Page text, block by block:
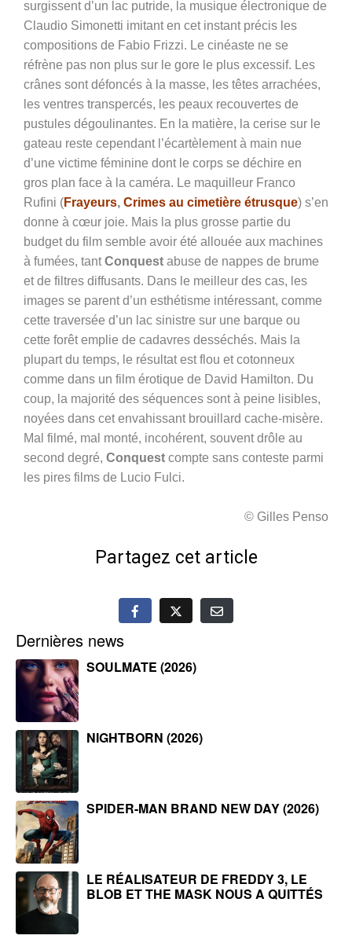
surgissent d’un lac putride, la musique électronique de
Claudio Simonetti imitant en cet instant précis les
compositions de Fabio Frizzi. Le cinéaste ne se
réfrène pas non plus sur le gore le plus excessif. Les
crânes sont défoncés à la masse, les têtes arrachées,
les ventres transpercés, les peaux recouvertes de
pustules dégoulinantes. En la matière, la cerise sur le
gateau reste cependant l’écartèlement à main nue
d’une victime féminine dont le corps se déchire en
gros plan face à la caméra. Le maquilleur Franco
Rufini (Frayeurs, Crimes au cimetière étrusque) s’en
donne à cœur joie. Mais la plus grosse partie du
budget du film semble avoir été allouée aux machines
à fumées, tantConquest abuse de nappes de brume
et de filtres diffusants. Dans le meilleur des cas, les
images se parent d’un esthétisme intéressant, comme
cette traversée d’un lac sinistre sur une barque ou
cette forêt emplie de cadavres desséchés. Mais la
plupart du temps, le résultat est flou et cotonneux
comme dans un film érotique de David Hamilton. Du
coup, la majorité des séquences sont à peine lisibles,
noyées dans cet envahissant brouillard cache-misère.
Mal filmé, mal monté, incohérent, souvent drôle au
second degré, Conquest compte sans conteste parmi
les pires films de Lucio Fulci.
© Gilles Penso
Partagez cet article
Dernières news
SOULMATE (2026)
NIGHTBORN (2026)
SPIDER-MAN BRAND NEW DAY (2026)
LE RÉALISATEUR DE FREDDY 3, LE
BLOB ET THE MASK NOUS A QUITTÉS